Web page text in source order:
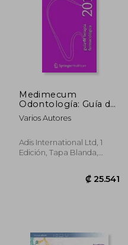
₡ 67.102
Medimecum
Odontología: Guía de
Terapia
Farmacológica 2018
Varios Autores
Adis International Ltd, 1
Edición, Tapa Blanda,